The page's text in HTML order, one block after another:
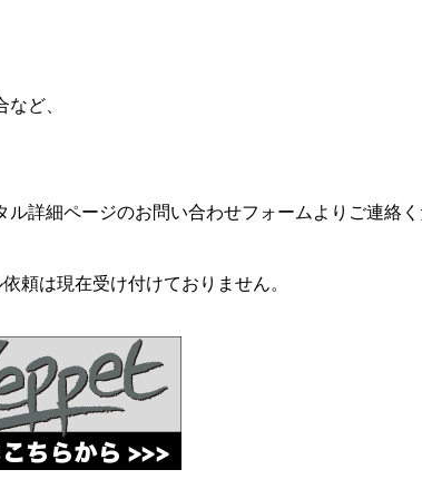
ど、
詳細ページのお問い合わせフォームよりご連絡
頼は現在受け付けておりません。